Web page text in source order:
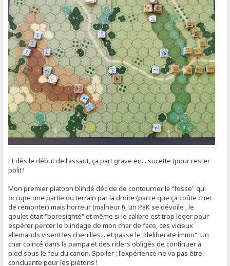
Et dès le début de l'assaut, ça part grave en... sucette (pour rester
poli) !
Mon premier platoon blindé décide de contourner la "fosse" qui
occupe une partie du terrain par la droite (parce que ça coûte cher
de remonter) mais horreur (malheur !), un PaK se dévoile ; le
goulet était "boresighté" et même si le calibre est trop léger pour
espérer percer le blindage de mon char de face, ces vicieux
allemands visent les chenilles... et passe le "deliberate immo". Un
char coincé dans la pampa et des riders obligés de continuer à
pied sous le feu du canon. Spoiler ; l'expérience ne va pas être
concluante pour les piétons !